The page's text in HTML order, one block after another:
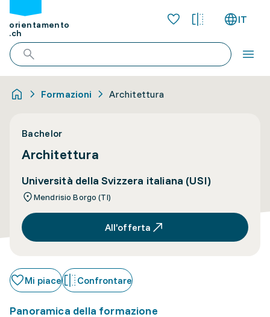
orientamento
.ch
IT
Formazioni Architettura
Bachelor
Architettura
Università della Svizzera italiana (USI)
Mendrisio Borgo (TI)
All’offerta
Mi piace Confrontare
Panoramica della formazione